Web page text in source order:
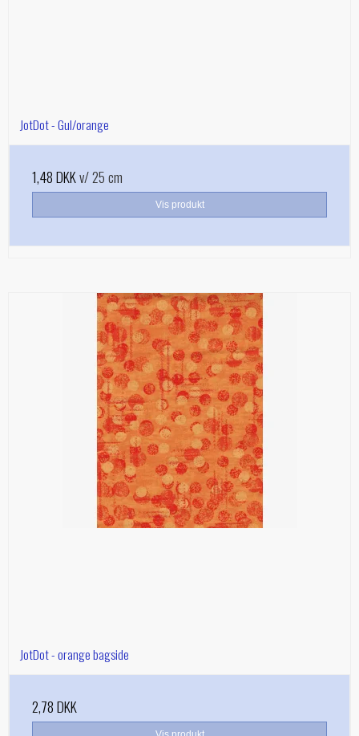
JotDot - Gul/orange
1,48 DKKv/ 25 cm
Vis produkt
JotDot - orange bagside
2,78 DKK